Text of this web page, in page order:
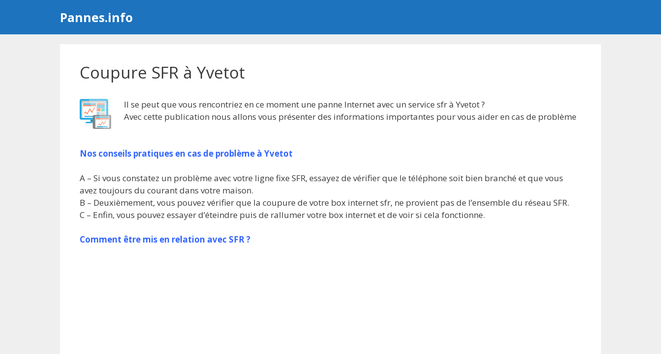
Pannes.info
Coupure SFR à Yvetot
Il se peut que vous rencontriez en ce moment une panne Internet avec un service sfr à Yvetot ?
Avec cette publication nous allons vous présenter des informations importantes pour vous aider en cas de problème
Nos conseils pratiques en cas de problème à Yvetot
A – Si vous constatez un problème avec votre ligne fixe SFR, essayez de vérifier que le téléphone soit bien branché et que vous
avez toujours du courant dans votre maison.
B – Deuxièmement, vous pouvez vérifier que la coupure de votre box internet sfr, ne provient pas de l’ensemble du réseau SFR.
C – Enfin, vous pouvez essayer d’éteindre puis de rallumer votre box internet et de voir si cela fonctionne.
Comment être mis en relation avec SFR ?